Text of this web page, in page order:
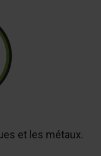
et les métaux.